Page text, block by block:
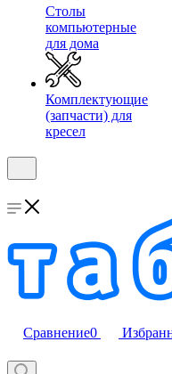
Столы
компьютерные
для дома
Комплектующие
(запчасти) для
кресел
Сравнение0